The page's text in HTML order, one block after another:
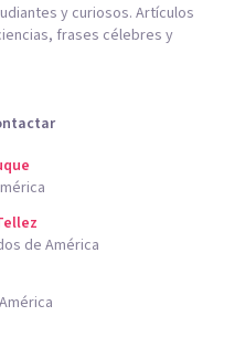
y curiosos. Artículos
frases célebres y
de América